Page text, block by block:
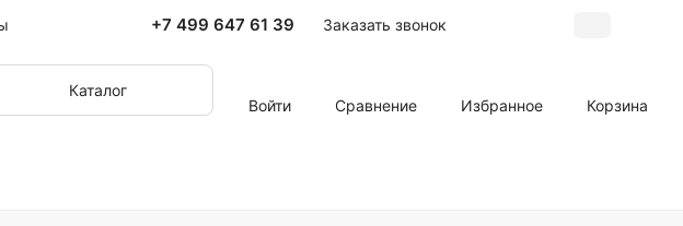
+7 499 647 61 39 Заказать звонок
Каталог
Войти
Сравнение Избранное Корзина